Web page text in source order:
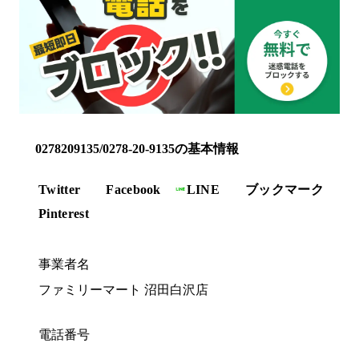
0278209135/0278-20-9135の基本情報
Twitter Facebook LINE
ブックマーク
Pinterest
事業者名
ファミリーマート 沼田白沢店
電話番号